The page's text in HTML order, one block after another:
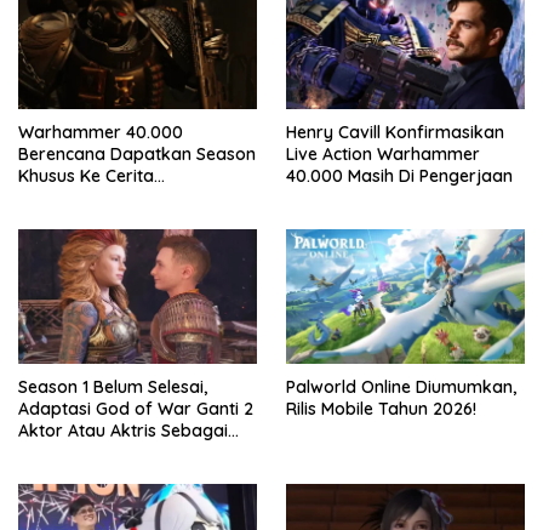
Warhammer 40.000
Berencana Dapatkan Season
Khusus Ke Cerita
Henry Cavill Konfirmasikan
Live Action Warhammer
40.000 Masih Di Pengerjaan
Season 1 Belum Selesai,
Adaptasi God of War Ganti 2
Aktor Atau Aktris Sebagai
Palworld Online Diumumkan,
Rilis Mobile Tahun 2026!